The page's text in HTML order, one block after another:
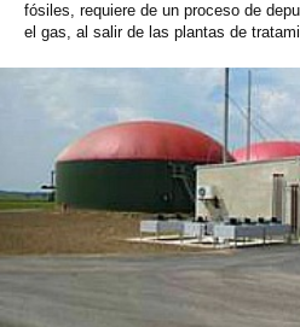
fósiles, requiere de un proceso de
el gas, al salir de las plantas de